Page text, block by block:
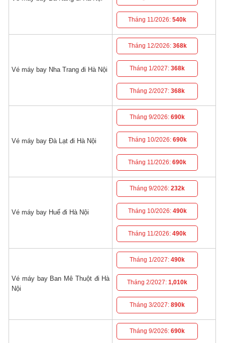
Tháng 11/2026:540k
Vé máy bay Nha Trang đi Hà Nội
Tháng 12/2026: 368k
Tháng 1/2027:368k
Tháng 2/2027:368k
Vé máy bay Đà Lạt đi Hà Nội
Tháng 9/2026:690k
Tháng 10/2026: 690k
Tháng 11/2026:690k
Vé máy bay Huế đi Hà Nội
Tháng 9/2026:232k
Tháng 10/2026: 490k
Tháng 11/2026:490k
Vé máy bay Ban Mê Thuột đi Hà
Nội
Tháng 1/2027:490k
Tháng 2/2027:1,010k
Tháng 3/2027:890k
Tháng 9/2026:690k